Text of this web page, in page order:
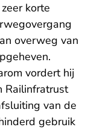
korte
overweg van
vordert hij
Railinfratrust
van de
gebruik